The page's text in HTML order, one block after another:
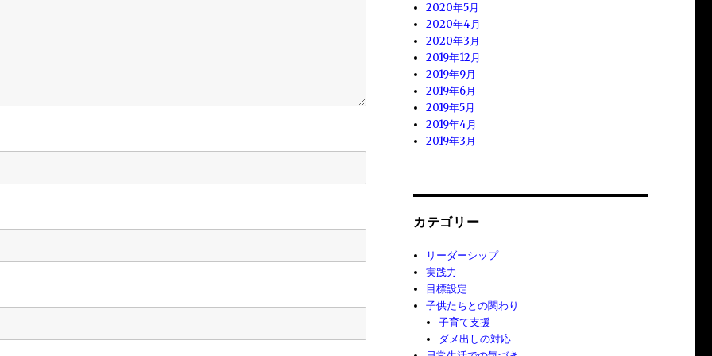
2020年5月
2020年4月
2020年3月
2019年12月
2019年9月
2019年6月
2019年5月
2019年4月
2019年3月
カテゴリー
リーダーシップ
実践力
目標設定
子供たちとの関わり
子育て支援
ダメ出しの対応